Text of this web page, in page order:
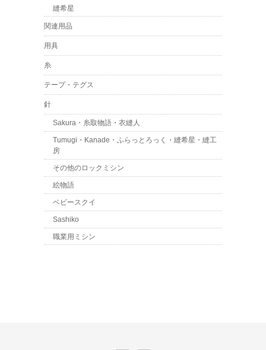
縫希星
関連用品
用具
糸
テープ・テグス
針
Sakura・糸取物語・衣縫人
Tumugi・Kanade・ふらっとろっく・縫希星・縫工
房
その他のロックミシン
絵物語
ベビースクイ
Sashiko
職業用ミシン